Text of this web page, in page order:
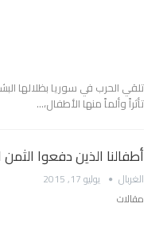
تلقي الحرب في سوريا بظلالها
تأثراً وألماً منها الأطفال،…
أطفالنا الذين دفعوا
الغربال
يوليو 17, 2015
مقالات